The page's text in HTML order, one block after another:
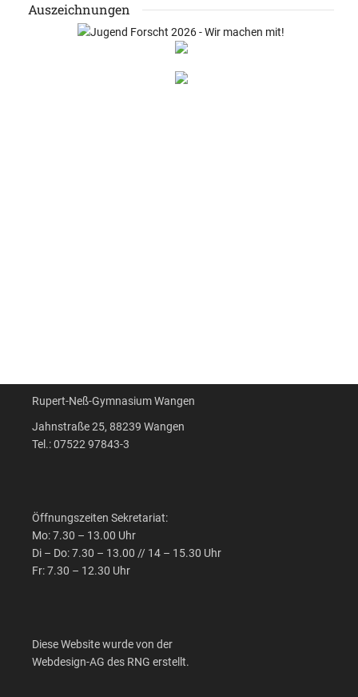
Auszeichnungen
Rupert-Neß-Gymnasium Wangen
Jahnstraße 25, 88239 Wangen
Tel.: 07522 97843-3
Öffnungszeiten Sekretariat:
Mo: 7.30 – 13.00 Uhr
Di – Do: 7.30 – 13.00 // 14 – 15.30 Uhr
Fr: 7.30 – 12.30 Uhr
Diese Website wurde von der
Webdesign-AG des RNG erstellt.